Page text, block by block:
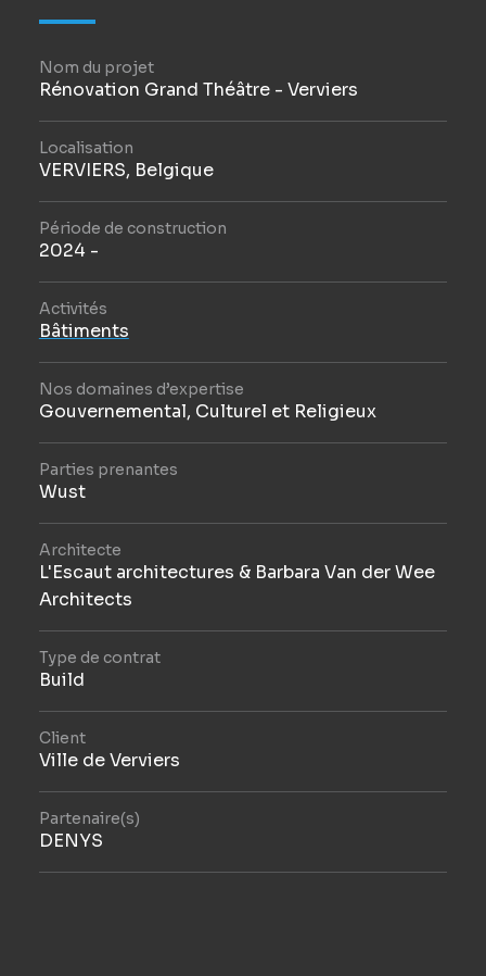
Nom du projet
Rénovation Grand Théâtre - Verviers
Localisation
VERVIERS, Belgique
Période de construction
2024 -
Activités
Bâtiments
Nos domaines d’expertise
Gouvernemental, Culturel et Religieux
Parties prenantes
Wust
Architecte
L'Escaut architectures & Barbara Van der Wee
Architects
Type de contrat
Build
Client
Ville de Verviers
Partenaire(s)
DENYS